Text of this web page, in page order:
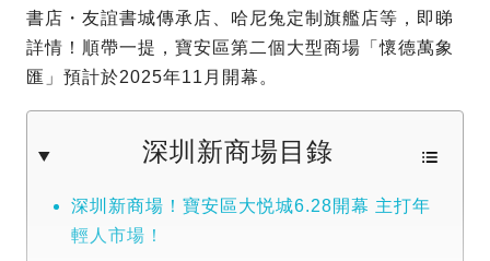
書店・友誼書城傳承店、哈尼兔定制旗艦店等，即睇
詳情！順帶一提，寶安區第二個大型商場「懷德萬象
匯」預計於2025年11月開幕。
深圳新商場目錄
深圳新商場！寶安區大悦城6.28開幕 主打年
輕人市場！